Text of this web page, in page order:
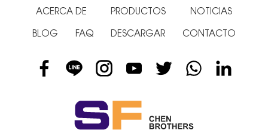
ACERCA DE PRODUCTOS NOTICIAS
BLOG FAQ DESCARGAR CONTACTO